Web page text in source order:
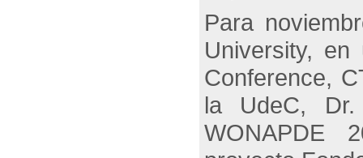
Para
University,
Conference,
la UdeC,
WONAPDE